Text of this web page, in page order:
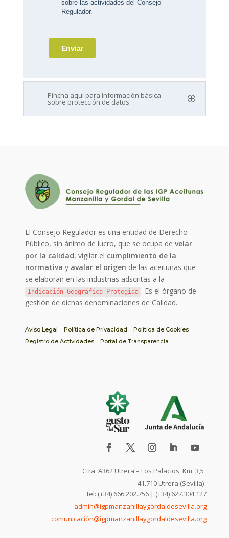
Pincha aquí para información básica
sobre protección de datos
El Consejo Regulador es una entidad de Derecho
Público, sin ánimo de lucro, que se ocupa develar
por la calidad, vigilar el cumplimiento de la
normativa y avalar el origen de las aceitunas que
se elaboran en las industrias adscritas a la
Indicación Geográfica Protegida . Es el órgano de
gestión de dichas denominaciones de Calidad.
Aviso Legal Política de Privacidad
Política de Cookies
Registro de Actividades
Portal de Transparencia
Ctra. A362 Utrera – Los Palacios, Km. 3,5
41.710 Utrera (Sevilla)
tel: (+34) 666.202.756 | (+34) 627.304.127
admin@igpmanzanillaygordaldesevilla.org
comunicación@igpmanzanillaygordaldesevilla.org